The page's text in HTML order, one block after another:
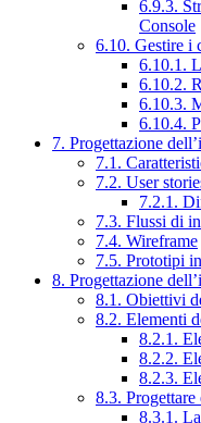
6.9.3.
Console
6.10. Gestire i
6.10.1.
6.10.2.
6.10.3.
6.10.4.
7. Progettazione
7.1.
7.2. User
7.2.1.
7.3. Flussi di
7.4. Wireframe
7.5. Prototipi
8. Progettazione
8.1. Obiettivi
8.2. Elementi
8.2.1.
8.2.2.
8.2.3.
8.3. Progettare
8.3.1.